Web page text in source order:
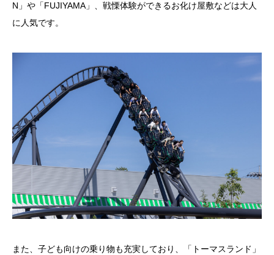
N」や「FUJIYAMA」、戦慄体験ができるお化け屋敷などは大人
に人気です。
また、子ども向けの乗り物も充実しており、「トーマスランド」